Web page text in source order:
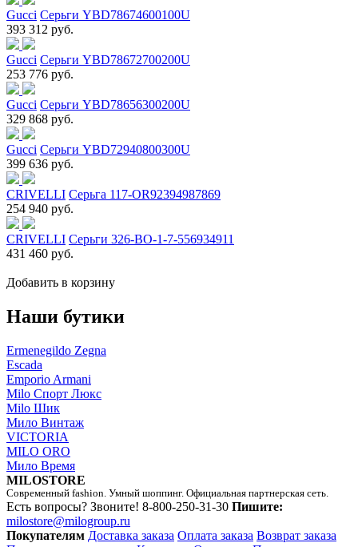
Gucci Серьги YBD78674600100U
393 312 руб.
Gucci Серьги YBD78672700200U
253 776 руб.
Gucci Серьги YBD78656300200U
329 868 руб.
Gucci Серьги YBD72940800300U
399 636 руб.
CRIVELLI Серьга 117-OR92394987869
254 940 руб.
CRIVELLI Серьги 326-BO-1-7-556934911
431 460 руб.
Добавить в корзину
Наши бутики
Ermenegildo Zegna
Escada
Emporio Armani
Milo Спорт Люкс
Milo Шик
Мило Винтаж
VICTORIA
MILO ORO
Мило Время
MILOSTORE
Современный fashion. Умный шоппинг. Официальная партнерская сеть.
Есть вопросы? Звоните! 8-800-250-31-30 Пишите:
milostore@milogroup.ru
Покупателям Доставка заказа Оплата заказа Возврат заказа